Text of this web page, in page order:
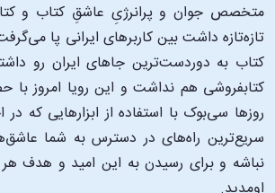
متخصص جوان و پرانرژیِ عاشقِ کتاب و
تازه‌تازه داشت بین کاربرهای ایرانی پا
کتاب به دوردست‌ترین جاهای ایران رو
کتابفروشی هم نداشت و این رویا امروز با
‌روزها سی‌بوک با استفاده از ابزارهایی که
سریع‌ترین راه‌های در دسترس به شما
نباشه و برای رسیدن به این امید و هدف